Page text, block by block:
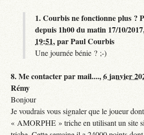
1.Courbis ne fonctionne plus ?
depuis 1h00 du matin 17/10/
19:51,parPaul Courbis
Une journée bénie ? ;-)
8.Me contacter par mail....,6 janvier
Rémy
Bonjour
Je voudrais vous signaler que le joueur
« AMORPHE » triche en utilisant un site